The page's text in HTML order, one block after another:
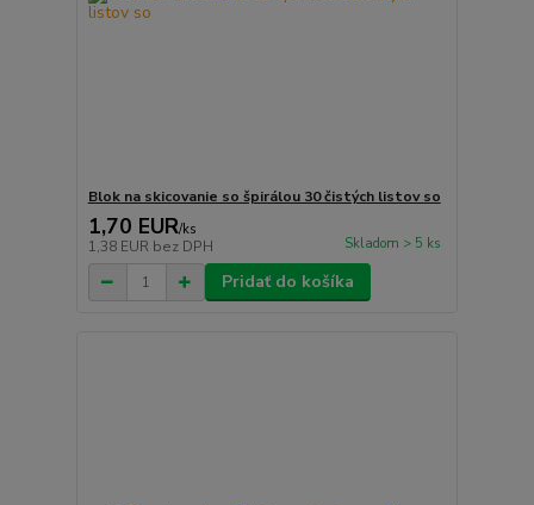
Blok na skicovanie so špirálou 30 čistých listov so
1,70 EUR/ks
1,38 EUR bez DPH Skladom > 5 ks
Pridať do košíka